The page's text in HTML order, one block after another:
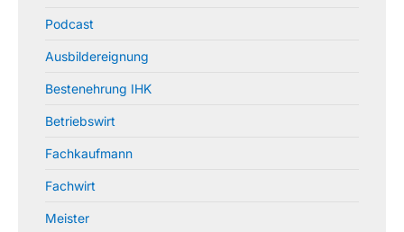
Podcast
Ausbildereignung
Bestenehrung IHK
Betriebswirt
Fachkaufmann
Fachwirt
Meister